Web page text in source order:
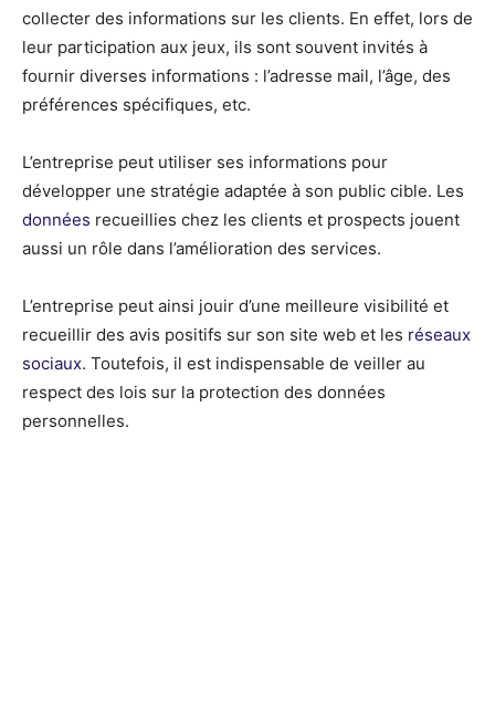
collecter des informations sur les clients. En effet, lors de
leur participation aux jeux, ils sont souvent invités à
fournir diverses informations : l’adresse mail, l’âge, des
préférences spécifiques, etc.
L’entreprise peut utiliser ses informations pour
développer une stratégie adaptée à son public cible. Les
données recueillies chez les clients et prospects jouent
aussi un rôle dans l’amélioration des services.
L’entreprise peut ainsi jouir d’une meilleure visibilité et
recueillir des avis positifs sur son site web et les réseaux
sociaux. Toutefois, il est indispensable de veiller au
respect des lois sur la protection des données
personnelles.